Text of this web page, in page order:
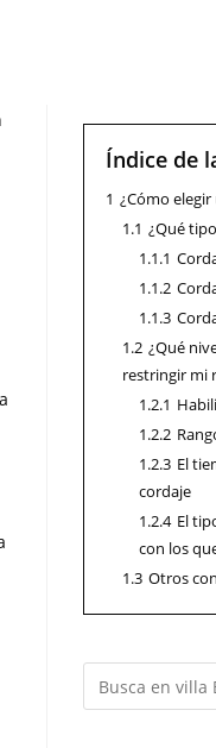
Índice de
1 ¿Cómo
1.1 ¿Qué
1.1.1
1.1.2
1.1.3
1.2 ¿Qué
restringir mi
1.2.1
1.2.2
1.2.3 El
cordaje
1.2.4 El
con los
1.3 Otros